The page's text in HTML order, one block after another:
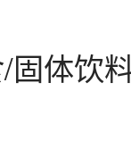
体饮